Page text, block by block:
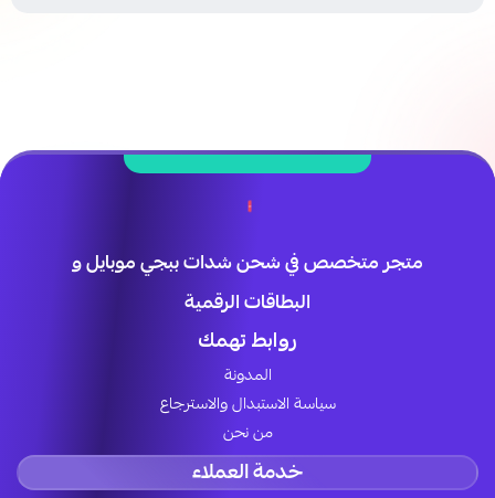
متجر متخصص في شحن شدات ببجي موبايل و
البطاقات الرقمية
روابط تهمك
المدونة
سياسة الاستبدال والاسترجاع
من نحن
خدمة العملاء